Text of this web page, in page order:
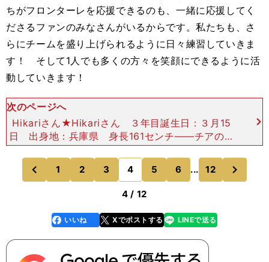
ちがフロンターレを応援できるのも、一緒に応援してく
ださるファンのみなさんがいるからです。私たちも、さ
らにチームを盛り上げられるように日々練習していきま
す！ そして1人でも多くの方々を笑顔にできるように活
動していきます！
次のページへ
Hikariさん★Hikariさん ３年目誕生日：３月15
日 出身地：兵庫県 身長161センチ――チアの活
動をしようと思った理由は？ 父がアメリカンフッ
トボールが好きで、幼少期からアメフトの試合を
前
のページへ
1 2 3 4 5 6 ... 12
4 / 12
faceboo
k
いいね Xでポストする
line LINEで送る